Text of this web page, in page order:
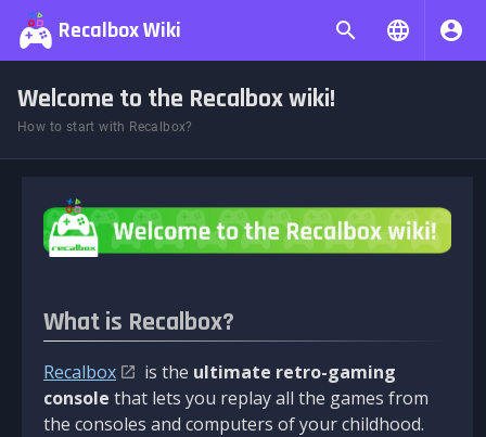
Recalbox Wiki
Welcome to the Recalbox wiki!
How to start with Recalbox?
What is Recalbox?
Recalbox is the ultimate retro-gaming
console that lets you replay all the games from
the consoles and computers of your childhood.